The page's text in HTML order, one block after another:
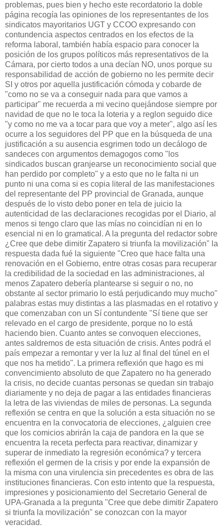
problemas, pues bien y hecho este recordatorio la doble
página recogía las opiniones de los representantes de los
sindicatos mayoritarios UGT y CCOO expresando con
contundencia aspectos centrados en los efectos de la
reforma laboral, también había espacio para conocer la
posición de los grupos políticos más representativos de la
Cámara, por cierto todos a una decían NO, unos porque su
responsabilidad de acción de gobierno no les permite decir
SI y otros por aquella justificación cómoda y cobarde de
"como no se va a conseguir nada para que vamos a
participar" me recuerda a mi vecino quejándose siempre por
navidad de que no le toca la loteria y a reglon seguido dice
"y como no me va a tocar para que voy a meter", algo así les
ocurre a los seguidores del PP que en la búsqueda de una
justificación a su ausencia esgrimen todo un decálogo de
sandeces con argumentos demagogos como "los
sindicados buscan granjearse un reconocimiento social que
han perdido por completo" y a esto que no le falta ni un
punto ni una coma si es copia literal de las manifestaciones
del representante del PP provincial de Granada, aunque
después de lo visto debo poner en tela de juicio la
autenticidad de las declaraciones recogidas por el Diario, al
menos si tengo claro que las mías no coincidían ni en lo
esencial ni en lo gramatical. A la pregunta del redactor sobre
¿Cree que debe dimitir Zapatero si triunfa la movilización" la
respuesta dada fué la siguiente "Creo que hace falta una
renovación en el Gobierno, entre otras cosas para recuperar
la credibilidad de la sociedad en las administraciones, al
menos Zapatero debería plantearse si seguir o no, no
obstante al sector primario lo está perjudicando muy mucho"
palabras estas muy distintas a las plasmadas en el rotativo y
que comenzaban con un Sí contundente "Sí tiene que ser
relevado en el cargo de presidente, porque no lo está
haciendo bien. Cuanto antes se convoquen elecciones,
antes saldremos de esta situación de crisis. Antes podrá el
país empezar a remontar y ver la luz al final del túnel en el
que nos ha metido". La primera reflexión que hago es mi
convencimiento absoluto de que Zapatero no ha generado
la crisis, no decide cuantas personas se quedan sin trabajo
diariamente y no deja de pagar a las entidades financieras
la letra de las viviendas de miles de personas. La segunda
reflexión se centra en que la solución a esta situación no se
encuentra en la convocatoria de elecciones, ¿alguien cree
que los comicios abrirán la caja de pandora en la que se
encuentra la receta perfecta para reactivar, dinamizar y
superar de inmediato la regresión económica? y tercera
reflexión el germen de la crisis y por ende la expansión de
la misma con una virulencia sin precedentes es obra de las
instituciones financieras. Con esto intento que la respuesta,
impresiones y posicionamiento del Secretario General de
UPA-Granada a la pregunta "Cree que debe dimitir Zapatero
si triunfa la movilización" se conozcan con la mayor
veracidad.